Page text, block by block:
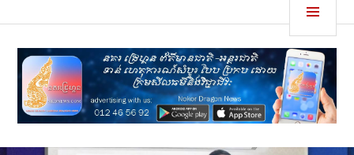
to នគរដ្រេហ្គន